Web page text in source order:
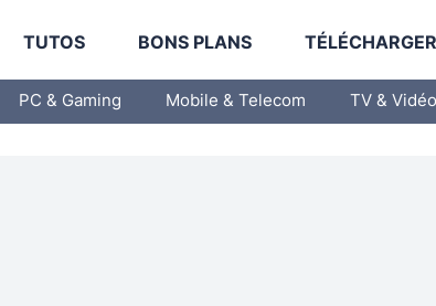
TUTOS BONS PLANS
PC & Gaming Mobile & Telecom TV & Vidéo